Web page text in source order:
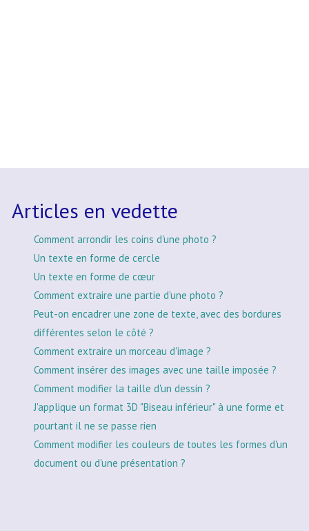
Articles en vedette
Comment arrondir les coins d'une photo ?
Un texte en forme de cercle
Un texte en forme de cœur
Comment extraire une partie d'une photo ?
Peut-on encadrer une zone de texte, avec des bordures
différentes selon le côté ?
Comment extraire un morceau d'image ?
Comment insérer des images avec une taille imposée ?
Comment modifier la taille d'un dessin ?
J'applique un format 3D "Biseau inférieur" à une forme et
pourtant il ne se passe rien
Comment modifier les couleurs de toutes les formes d'un
document ou d'une présentation ?